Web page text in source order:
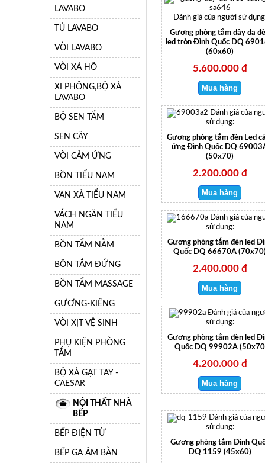
LAVABO
TỦ LAVABO
VÒI LAVABO
VÒI XẢ HỒ
XI PHÔNG,BỘ XẢ
LAVABO
BỘ SEN TẮM
SEN CÂY
VÒI CẢM ỨNG
BỒN TIỂU NAM
VAN XẢ TIỂU NAM
VÁCH NGĂN TIỂU
NAM
BỒN TẮM NẰM
BỒN TẮM ĐỨNG
BỒN TẮM MASSAGE
GƯƠNG-KIẾNG
VÒI XỊT VỆ SINH
PHỤ KIỆN PHÒNG
TẮM
BỘ XẢ GẠT TAY -
CAESAR
NỘI THẤT NHÀ
BẾP
BẾP ĐIỆN TỪ
BẾP GA ÂM BÀN
Đánh giá của người sử
Gương phòng tắm dây da
led tròn Đình Quốc DQ
(60x60)
5.600.000 đ
Đánh giá của
sử dụng:
Gương phòng tắm đèn Led
ứng Đình Quốc DQ
(50x70)
2.200.000 đ
Đánh giá của
sử dụng:
Gương phòng tắm đèn led
Quốc DQ 66670A
2.400.000 đ
Đánh giá của
sử dụng:
Gương phòng tắm đèn led
Quốc DQ 99902A (50x70
4.200.000 đ
Đánh giá của
sử dụng:
Gương phòng tắm Đình
DQ 1159 (45x60)